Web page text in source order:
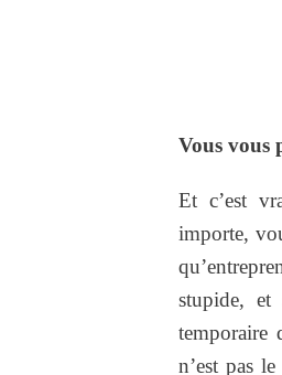
Vous vous
Et c’est
importe,
stupide, et
temporaire
n’est pas